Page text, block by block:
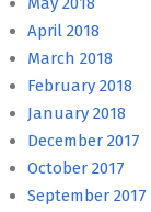
April 2018
March 2018
February 2018
January 2018
December 2017
October 2017
September 2017